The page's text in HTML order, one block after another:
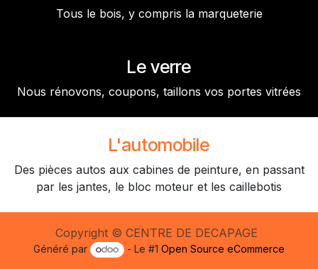
Tous le bois, y compris la marqueterie
Le verre
Nous rénovons, coupons, taillons vos portes vitrées
L'automobile
Des pièces autos aux cabines de peinture, en passant
par les jantes, le bloc moteur et les caillebotis
Copyright © CENTRE DE DECAPAGE
Généré par - Le #1Open Source eCommerce